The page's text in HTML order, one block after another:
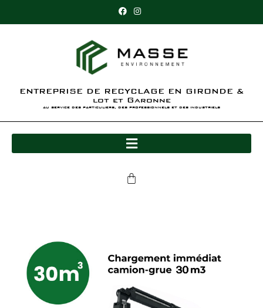
ENTREPRISE DE RECYCLAGE EN GIRONDE &
lot et Garonne
au service des particuliers, des professionnels et des industriels